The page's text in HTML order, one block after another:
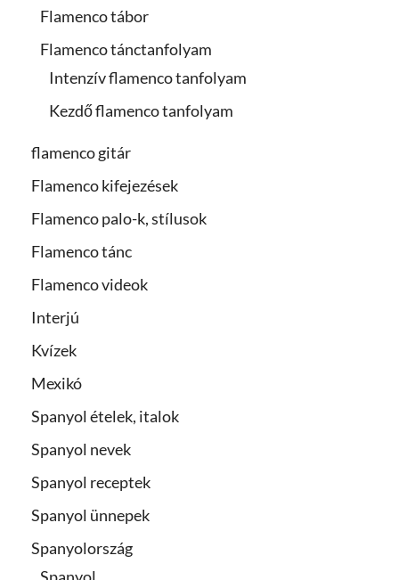
Flamenco tábor
Flamenco tánctanfolyam
Intenzív flamenco tanfolyam
Kezdő flamenco tanfolyam
flamenco gitár
Flamenco kifejezések
Flamenco palo-k, stílusok
Flamenco tánc
Flamenco videok
Interjú
Kvízek
Mexikó
Spanyol ételek, italok
Spanyol nevek
Spanyol receptek
Spanyol ünnepek
Spanyolország